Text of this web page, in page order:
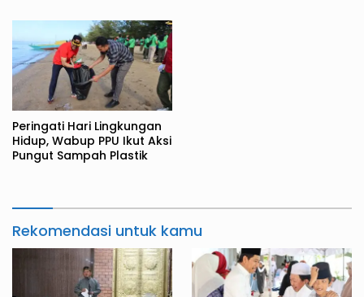
Peringati Hari Lingkungan
Hidup, Wabup PPU Ikut Aksi
Pungut Sampah Plastik
Rekomendasi untuk kamu